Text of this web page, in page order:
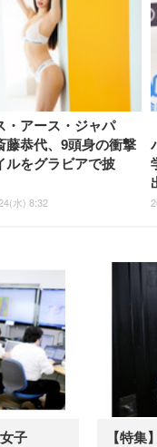
・アース・ジャパ
藤恭代、9頭身の衝撃
ルをグラビアで披
水) 8:32
子
【特集